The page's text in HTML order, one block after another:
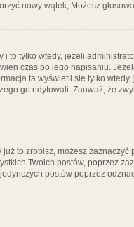
nowy wątek, Możesz
to tylko wtedy, jeżeli
czas po jego napisaniu.
ta wyświetli się tylko
go edytowali. Zauważ, że
to zrobisz, możesz zaznaczyć
Twoich postów, poprzez
postów poprzez